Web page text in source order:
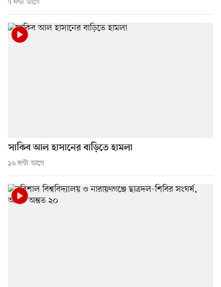
৭ ঘণ্টা আগে
সাকিব আল হাসানের বাড়িতে হামলা
১৬ ঘণ্টা আগে